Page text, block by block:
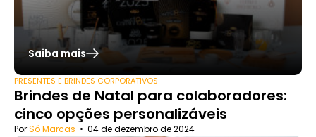
Saiba mais
PRESENTES E BRINDES CORPORATIVOS
Brindes de Natal para colaboradores:
cinco opções personalizáveis
PorSó Marcas • 04 de dezembro de 2024